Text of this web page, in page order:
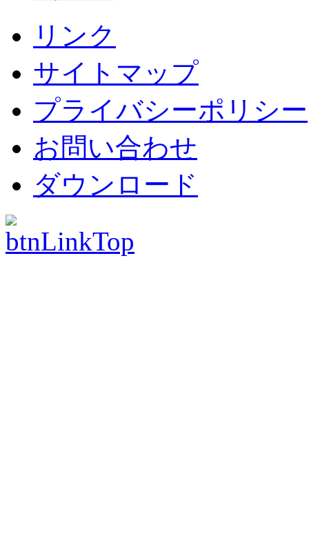
リンク
サイトマップ
プライバシーポリシー
お問い合わせ
ダウンロード